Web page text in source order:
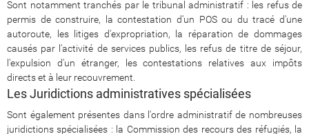
Sont notamment tranchés par le tribunal administratif : les refus de
permis de construire, la contestation d'un POS ou du tracé d'une
autoroute, les litiges d'expropriation, la réparation de dommages
causés par l'activité de services publics, les refus de titre de séjour,
l'expulsion d'un étranger, les contestations relatives aux impôts
directs et à leur recouvrement.
Les Juridictions administratives spécialisées
Sont également présentes dans l'ordre administratif de nombreuses
juridictions spécialisées : la Commission des recours des réfugiés, la